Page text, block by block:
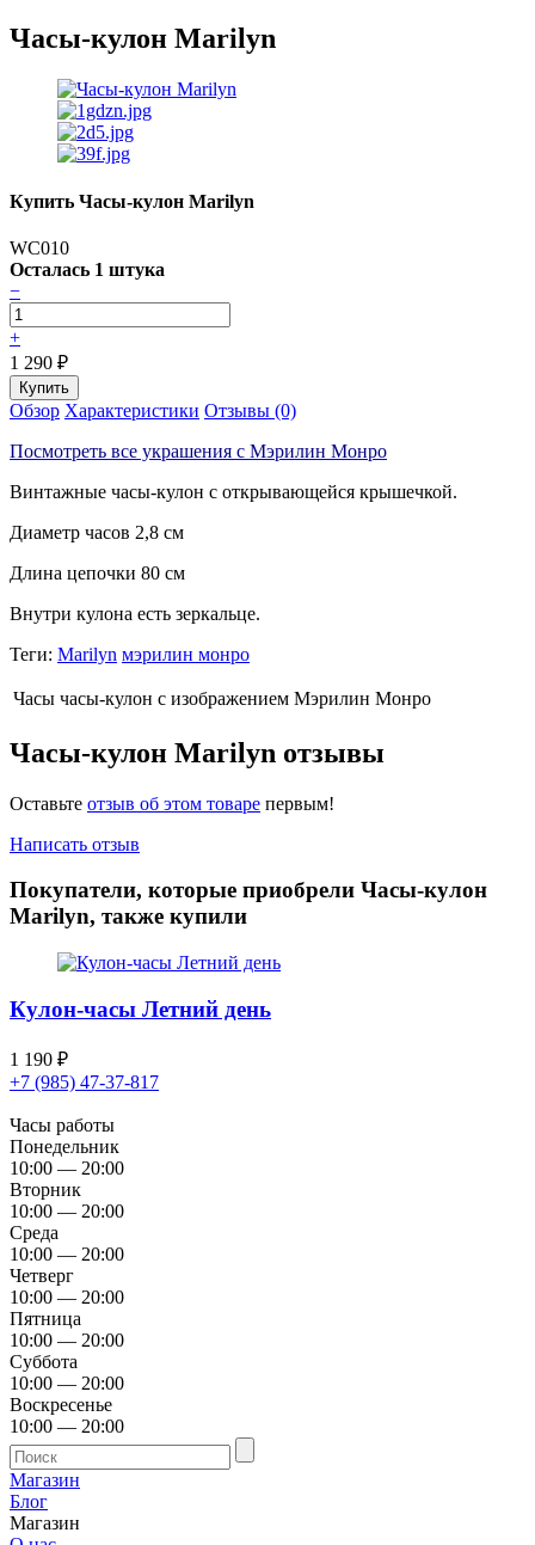
Часы-кулон Marilyn
Купить Часы-кулон Marilyn
WC010
Осталась 1 штука
−
+
1 290 ₽
Обзор Характеристики Отзывы (0)
Посмотреть все украшения с Мэрилин Монро
Винтажные часы-кулон с открывающейся крышечкой.
Диаметр часов 2,8 см
Длина цепочки 80 см
Внутри кулона есть зеркальце.
Теги: Marilyn мэрилин монро
Часы часы-кулон с изображением Мэрилин Монро
Часы-кулон Marilyn отзывы
Оставьте отзыв об этом товаре первым!
Написать отзыв
Покупатели, которые приобрели Часы-кулон
Marilyn, также купили
Кулон-часы Летний день
1 190 ₽
+7 (985) 47-37-817
Часы работы
Понедельник
10:00 — 20:00
Вторник
10:00 — 20:00
Среда
10:00 — 20:00
Четверг
10:00 — 20:00
Пятница
10:00 — 20:00
Суббота
10:00 — 20:00
Воскресенье
10:00 — 20:00
Магазин
Блог
Магазин